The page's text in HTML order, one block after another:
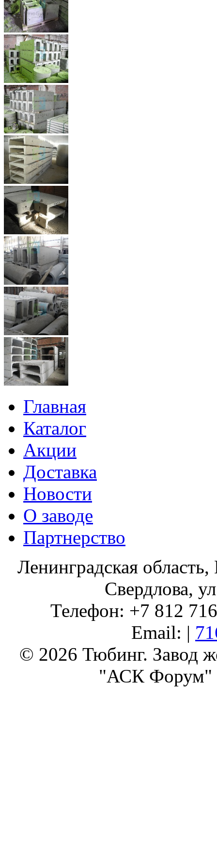
Главная
Каталог
Акции
Доставка
Новости
О заводе
Партнерство
Ленинградская
Свердлова,
Телефон: +7 812
Email: |
© 2026 Тюбинг. Завод
"АСК Форум"